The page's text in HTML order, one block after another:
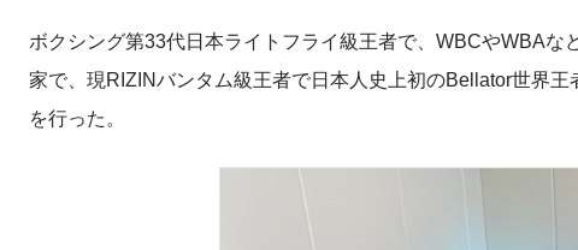
ボクシング第33代日本ライトフライ級王者で、WBCやWBA
家で、現RIZINバンタム級王者で日本人史上初のBellator世界
を行った。